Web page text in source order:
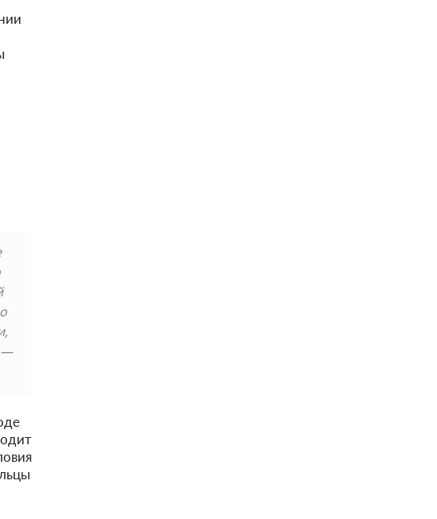
—